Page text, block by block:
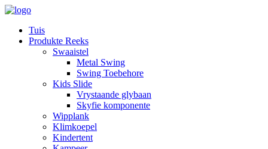
Tuis
Produkte Reeks
Swaaistel
Metal Swing
Swing Toebehore
Kids Slide
Vrystaande glybaan
Skyfie komponente
Wipplank
Klimkoepel
Kindertent